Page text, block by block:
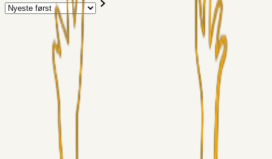
Chrisdinho88 18 timer siden
Horsens - Brøndby billet
Alt det andet
Chrisdinho88
05. aug. 2026
Bange anelser
GulBlaaPuls
Kommer Jobbe hjem?